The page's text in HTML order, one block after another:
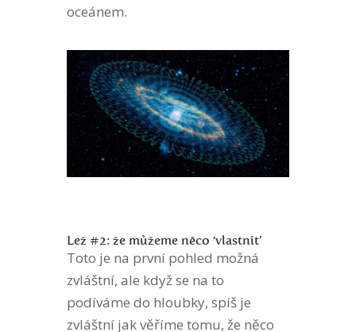
oceánem.
Lež #2: že můžeme něco ‘vlastnit’
Toto je na první pohled možná
zvláštní, ale když se na to
podíváme do hloubky, spíš je
zvláštní jak věříme tomu, že něco